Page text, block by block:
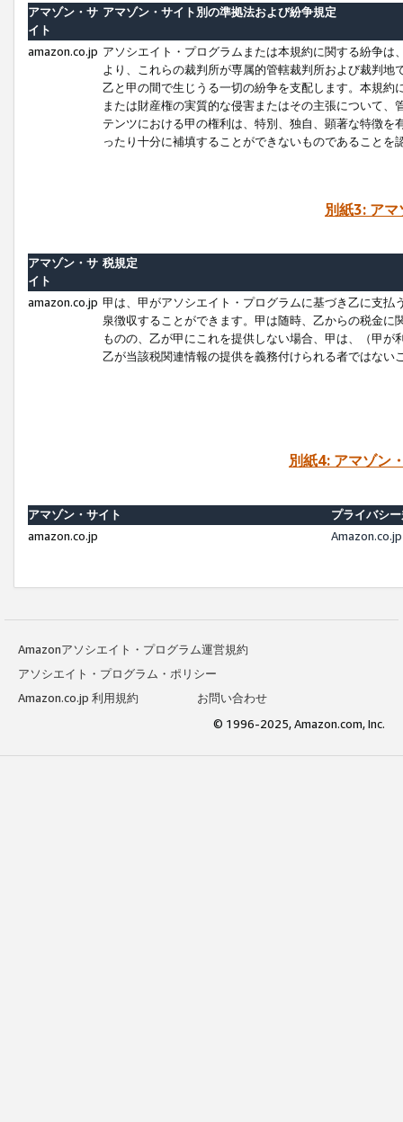
アマゾン・サ
イト
アマゾン・サイト別の準拠法および紛争規定
amazon.co.jp アソシエイト・プログラムまたは本規約に関する紛争
より、これらの裁判所が専属的管轄裁判所および裁判
乙と甲の間で生じうる一切の紛争を支配します。本規
または財産権の実質的な侵害またはその主張について
テンツにおける甲の権利は、特別、独自、顕著な特徴
ったり十分に補填することができないものであることを
別紙3: ア
アマゾン・サ
イト
税規定
amazon.co.jp 甲は、甲がアソシエイト・プログラムに基づき乙に支
泉徴収することができます。甲は随時、乙からの税金
ものの、乙が甲にこれを提供しない場合、甲は、（甲
乙が当該税関連情報の提供を義務付けられる者ではな
別紙4: アマゾン
アマゾン・サイト
プライバシ
amazon.co.jp
Amazonアソシエイト・プログラム運営規約
アソシエイト・プログラム・ポリシー
Amazon.co.jp 利用規約
お問い合わせ
© 1996-2025, Amazon.com, Inc.